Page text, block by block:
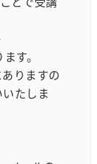
ます。
ありますの
たしま